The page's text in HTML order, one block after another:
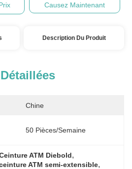
Causez Maintenant
Description Du Produit
Chine
50 Pièces/semaine
ATM Diebold,
ATM semi-extensible,